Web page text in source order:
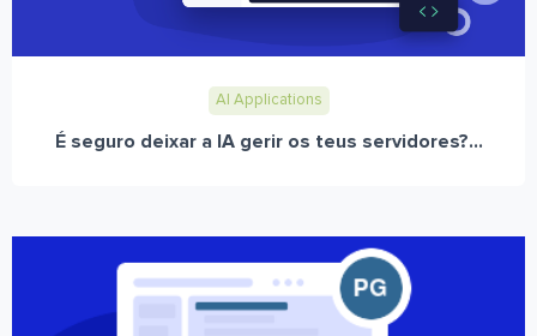
AI Applications
É seguro deixar a IA gerir os teus servidores?...